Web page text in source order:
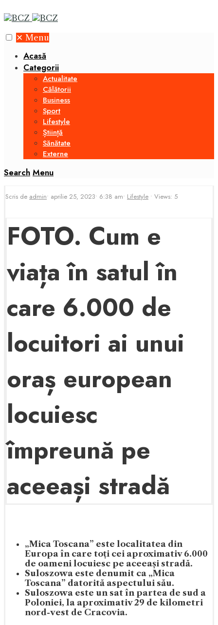
✕ Menu
Acasă
Categorii
Actualitate
Călătorii
Business
Sport
Lifestyle
Știință
Sănătate
Externe
Search Menu
Scris de admin• aprilie 25, 2023• 6:38 am• Lifestyle • Views: 5
FOTO. Cum e
viața în satul în
care 6.000 de
locuitori ai unui
oraș european
locuiesc
împreună pe
aceeași stradă
„Mica Toscana” este localitatea din
Europa în care toți cei aproximativ 6.000
de oameni locuiesc pe aceeași stradă.
Suloszowa este denumit ca „Mica
Toscana” datorită aspectului său.
Suloszowa este un sat în partea de sud a
Poloniei, la aproximativ 29 de kilometri
nord-vest de Cracovia.